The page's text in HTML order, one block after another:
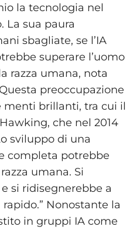
la tecnologia nel
La sua paura
sbagliate, se l’IA
superare l’uomo
razza umana, nota
preoccupazione
menti brillanti, tra cui il
che nel 2014
sviluppo di una
completa potrebbe
umana. Si
si ridisegnerebbe a
Nonostante la
in gruppi IA come